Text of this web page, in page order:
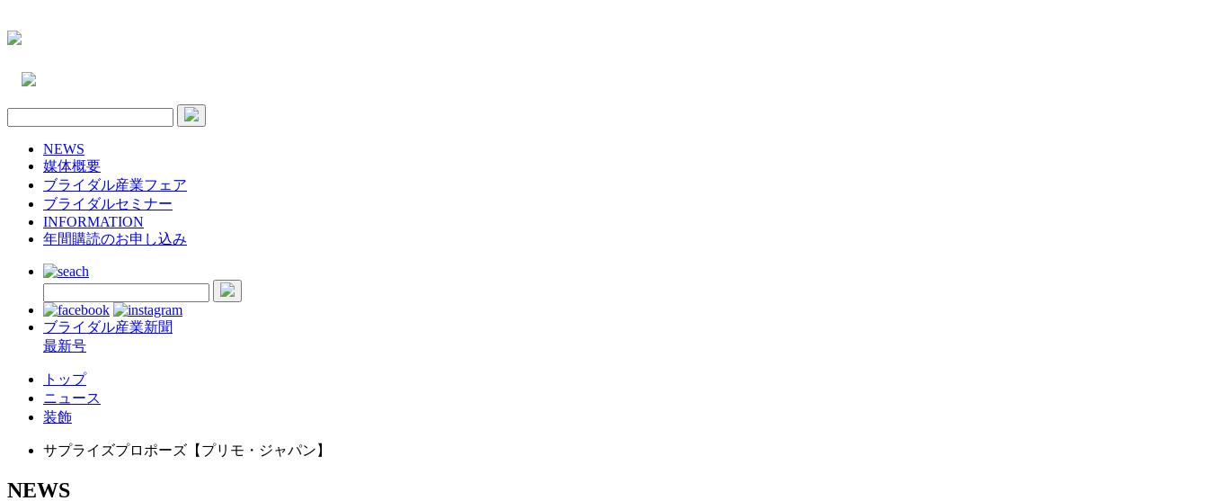
NEWS
媒体概要
ブライダル産業フェア
ブライダルセミナー
INFORMATION
年間購読のお申し込み
ブライダル産業新聞
最新号
トップ
ニュース
装飾
サプライズプロポーズ【プリモ・ジャパン】
NEWS